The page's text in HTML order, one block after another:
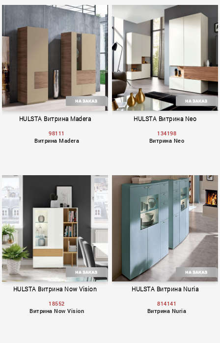
Gentis
Madera
HULSTA Витрина Madera
98111
Витрина Madera
Neo
HULSTA Витрина Neo
134198
Витрина Neo
HULSTA Витрина Now Vision
18552
Витрина Now Vision
HULSTA Витрина Nuria
814141
Витрина Nuria